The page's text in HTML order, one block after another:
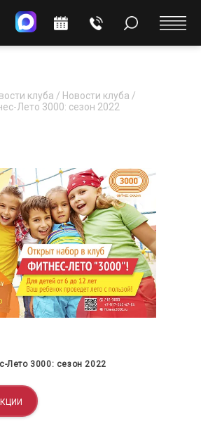
клуба / Новости клуба /
Лето 3000: сезон 2022
Лето 3000: сезон 2022